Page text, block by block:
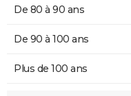
De 80 à 90 ans
De 90 à 100 ans
Plus de 100 ans